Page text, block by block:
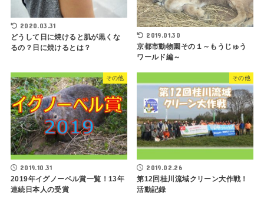
2020.03.31
どうして日に焼けると肌が黒くな
るの？日に焼けるとは？
2019.01.30
京都市動物園その１～もうじゅう
ワールド編～
その他
2019.10.31
2019年イグノーベル賞一覧！13年
連続日本人の受賞
その他
2019.02.26
第12回桂川流域クリーン大作戦！
活動記録